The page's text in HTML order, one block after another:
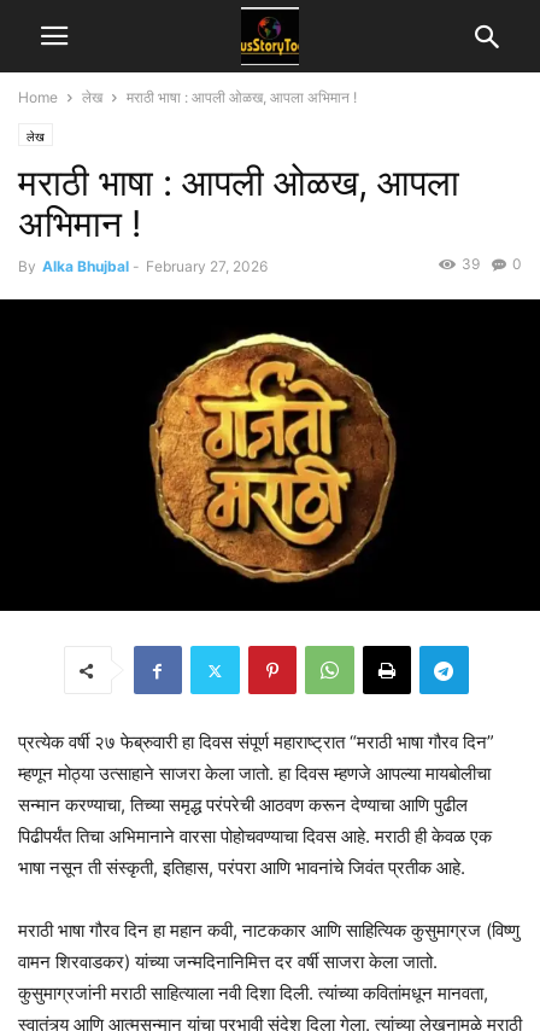
Home लेख मराठी भाषा : आपली ओळख, आपला अभिमान !
लेख
मराठी भाषा : आपली ओळख, आपला
अभिमान !
By Alka Bhujbal - February 27, 2026 0
39
प्रत्येक वर्षी २७ फेब्रुवारी हा दिवस संपूर्ण महाराष्ट्रात “मराठी भाषा गौरव दिन”
म्हणून मोठ्या उत्साहाने साजरा केला जातो. हा दिवस म्हणजे आपल्या मायबोलीचा
सन्मान करण्याचा, तिच्या समृद्ध परंपरेची आठवण करून देण्याचा आणि पुढील
पिढीपर्यंत तिचा अभिमानाने वारसा पोहोचवण्याचा दिवस आहे. मराठी ही केवळ एक
भाषा नसून ती संस्कृती, इतिहास, परंपरा आणि भावनांचे जिवंत प्रतीक आहे.
मराठी भाषा गौरव दिन हा महान कवी, नाटककार आणि साहित्यिक कुसुमाग्रज (विष्णु
वामन शिरवाडकर) यांच्या जन्मदिनानिमित्त दर वर्षी साजरा केला जातो.
कुसुमाग्रजांनी मराठी साहित्याला नवी दिशा दिली. त्यांच्या कवितांमधून मानवता,
स्वातंत्र्य आणि आत्मसन्मान यांचा प्रभावी संदेश दिला गेला. त्यांच्या लेखनामुळे मराठी